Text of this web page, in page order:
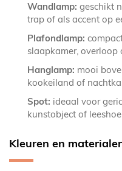
Wandlamp: geschikt
trap of als accent op
Plafondlamp:
slaapkamer,
Hanglamp: mooi
kookeiland of
Spot: ideaal voor
kunstobject of
Kleuren en